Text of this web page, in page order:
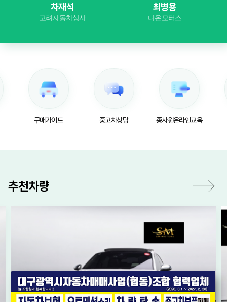
차재석
고려자동차상사
최병용
다온모터스
구매가이드 중고차상담 종사원온라인교육
추천차량